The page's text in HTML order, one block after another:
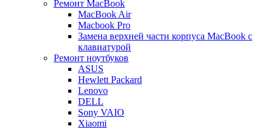
Ремонт MacBook
MacBook Air
Macbook Pro
Замена верхней части корпуса MacBook с
клавиатурой
Ремонт ноутбуков
ASUS
Hewlett Packard
Lenovo
DELL
Sony VAIO
Xiaomi